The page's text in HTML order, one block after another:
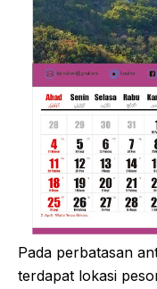
Pada perbatasan
terdapat lokasi